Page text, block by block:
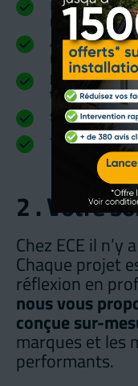
Définition des
projet
processus
Réalisation
traitance
SAV et
2 . Votre
Chez ECE il
Chaque projet
réflexion en
nous vous
conçue sur-
marques et les
performants.